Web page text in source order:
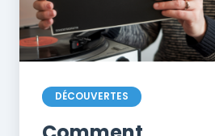
DÉCOUVERTES